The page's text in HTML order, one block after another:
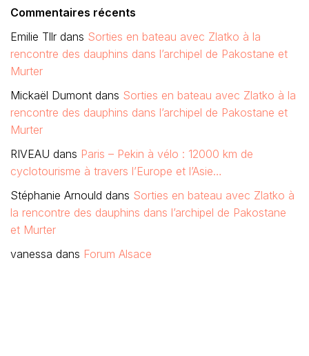
Commentaires récents
Emilie Tllr dans Sorties en bateau avec Zlatko à la
rencontre des dauphins dans l’archipel de Pakostane et
Murter
Mickaël Dumont dans Sorties en bateau avec Zlatko à la
rencontre des dauphins dans l’archipel de Pakostane et
Murter
RIVEAU dans Paris – Pekin à vélo : 12000 km de
cyclotourisme à travers l’Europe et l’Asie…
Stéphanie Arnould dans Sorties en bateau avec Zlatko à
la rencontre des dauphins dans l’archipel de Pakostane
et Murter
vanessa dans Forum Alsace